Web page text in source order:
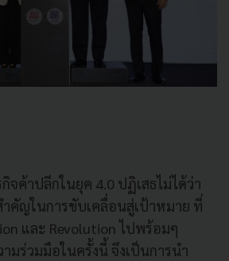
ค้าปลีกในยุค 4.0 ปฏิเสธไม่ได้ว่า
คัญในการขับเคลื่อนสู่เป้าหมาย ที่
และ Revolution ไปพร้อมๆ
มร่วมมือในครั้งนี้ จึงเป็นการนำ